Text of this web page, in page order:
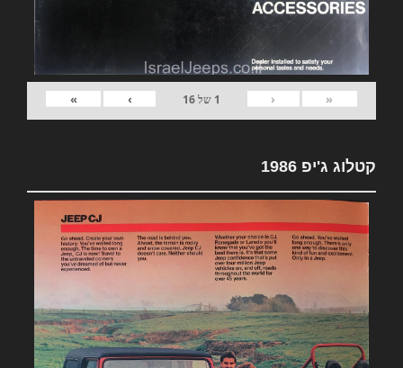
«
‹
1 של16
›
»
קטלוג ג'יפ 1986